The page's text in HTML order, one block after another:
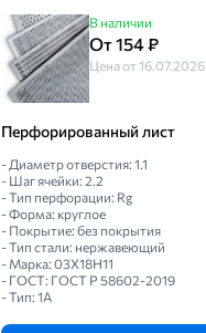
В наличии
От 154 ₽
Цена от 16.07.2026
Перфорированный лист
- Диаметр отверстия: 1.1
- Шаг ячейки: 2.2
- Тип перфорации: Rg
- Форма: круглое
- Покрытие: без покрытия
- Тип стали: нержавеющий
- Марка: 03Х18Н11
- ГОСТ: ГОСТ Р 58602-2019
- Тип: 1A